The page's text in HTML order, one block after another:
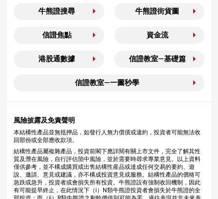
牛熊證搜尋 牛熊證街貨圖
信證焦點 資金流
港股通數據 信證教室—基礎篇
信證教室—一圖秒學
風險披露及免責聲明
本結構性產品並無抵押品，如發行人無力償債或違約，投資者可能無法收
回部份或全部應收款項。
結構性產品屬複雜產品，投資前閣下應詳閱有關上市文件，完全了解其性
質及潛在風險，自行評估箇中風險，並於需要時尋求專業意見。以上資料
僅供參考，並不構成購買或出售結構性産品或達成任何交易的要約、遊
說、邀請、意見或建議，亦不構成投資意見或服務。結構性產品的價格可
急跌或急升，投資者或會損失所有投資。牛熊證設有強制收回機制，因此
有可能提早終止，在此情況下（i）N類牛熊證投資者會損失於牛熊證的全